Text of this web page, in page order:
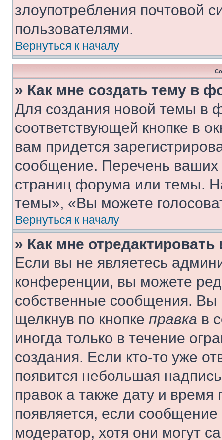
злоупотребления почтовой
пользователями.
Вернуться к началу
» Как мне создать тему в
Для создания новой темы в
соответствующей кнопке в
вам придется
сообщение. Перечень ваших
страниц форума или темы.
темы», «Вы можете
Вернуться к началу
» Как мне
Если вы не являетесь
конференции, вы можете
собственные сообщения. Вы
щелкнув по кнопке правка в
иногда только в течение
создания. Если кто-то уже
появится небольшая
правок а также дату и
появляется, если
модератор, хотя они могут